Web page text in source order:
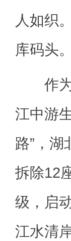
人如织
库码头。
作为
江中游
路”，
拆除12
级，启
江水清